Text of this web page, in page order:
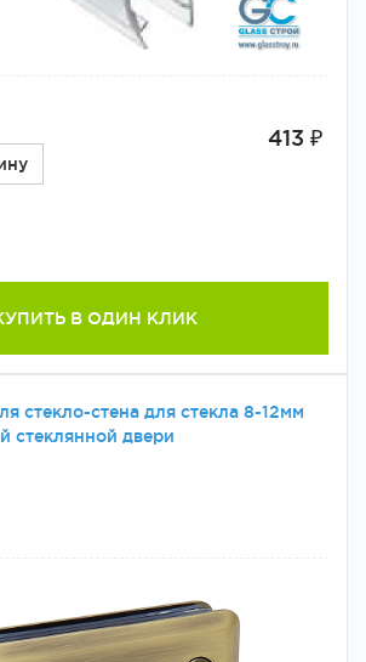
413 ₽
В ОДИН КЛИК
стекло-стена для стекла 8-12мм
стеклянной двери